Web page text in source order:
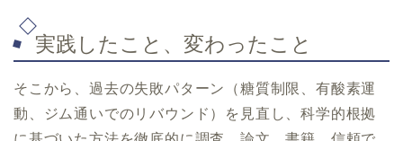
実践したこと、変わったこと
そこから、過去の失敗パターン（糖質制限、有酸素運
動、ジム通いでのリバウンド）を見直し、科学的根拠